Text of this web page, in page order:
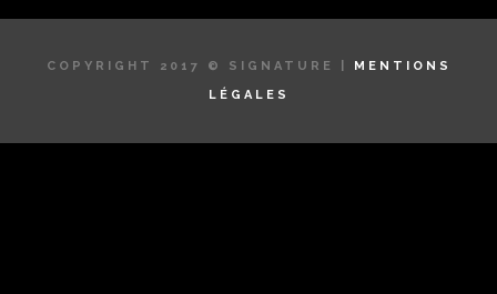
COPYRIGHT 2017 © SIGNATURE |
MENTIONS
LÉGALES